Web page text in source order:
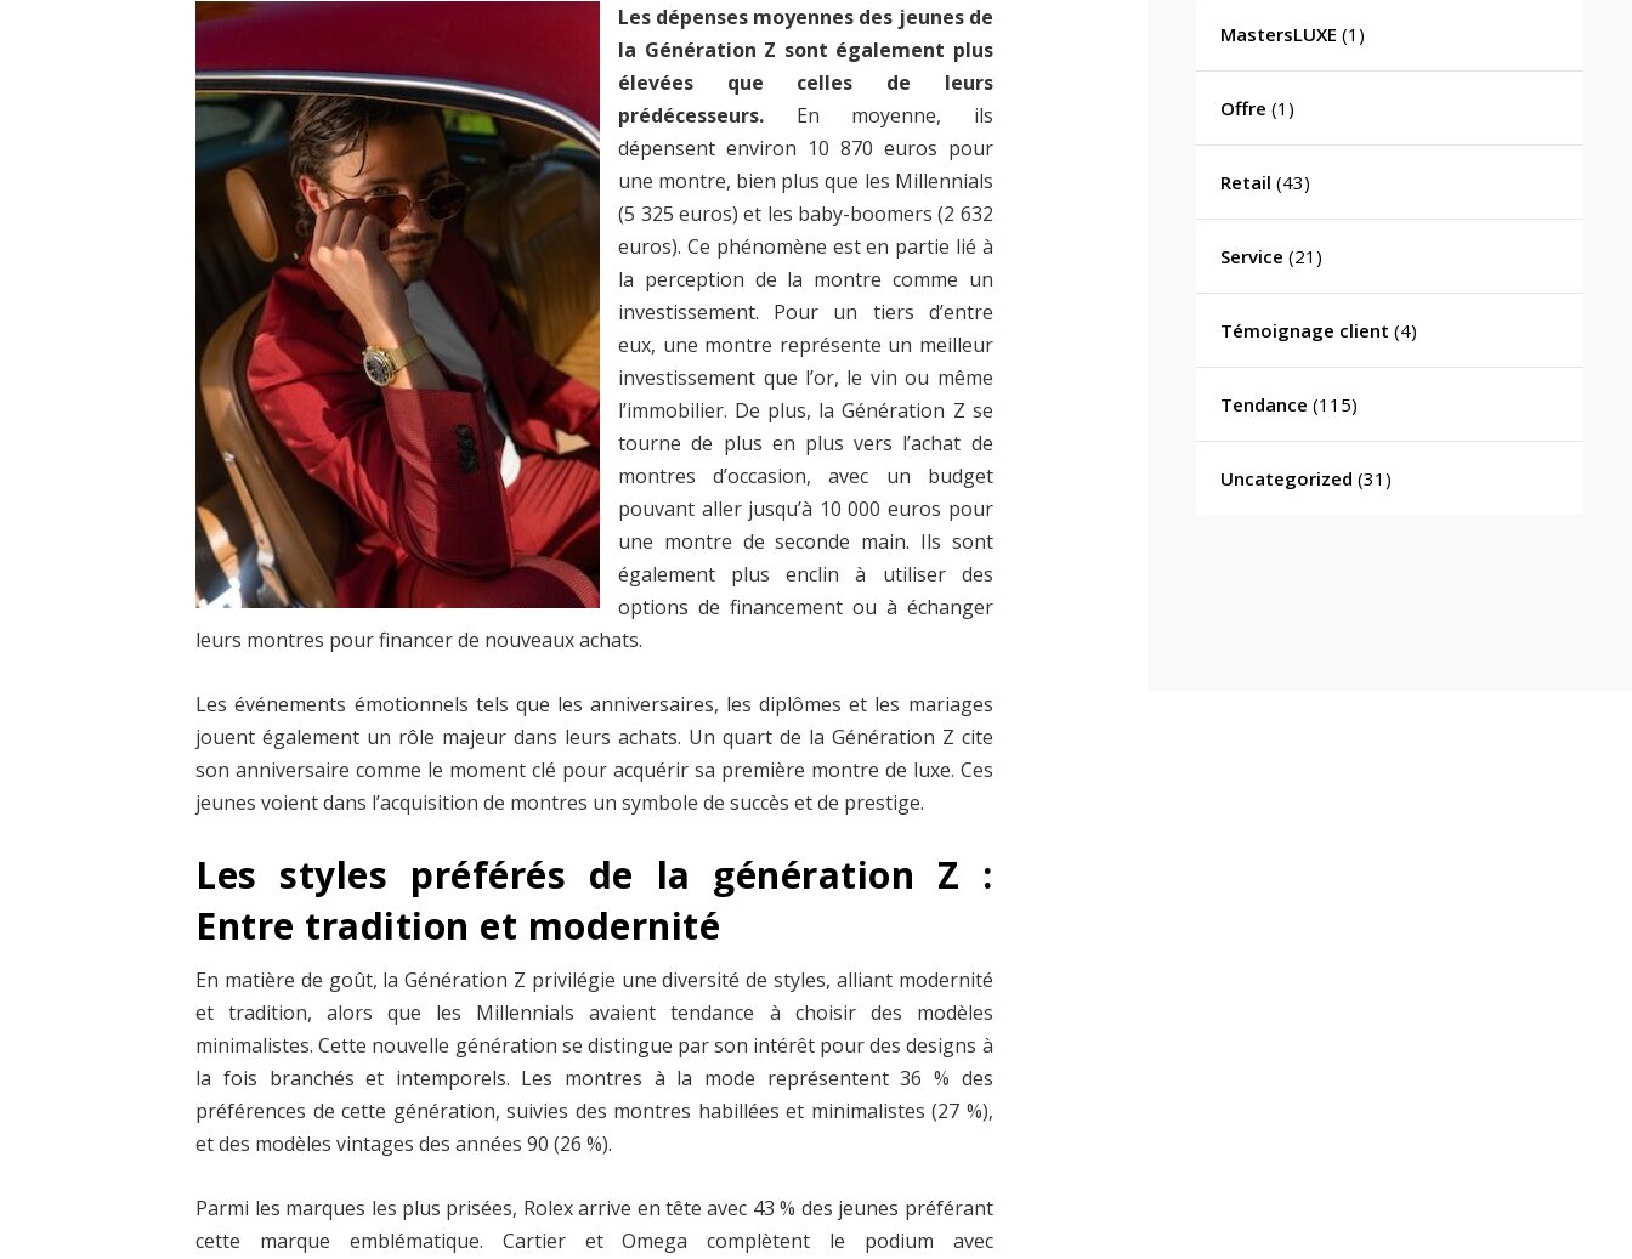
Les dépenses moyennes des jeunes de
la Génération Z sont également plus
élevées que celles de leurs
prédécesseurs. En moyenne, ils
dépensent environ 10 870 euros pour
une montre, bien plus que les Millennials
(5 325 euros) et les baby-boomers (2 632
euros). Ce phénomène est en partie lié à
la perception de la montre comme un
investissement. Pour un tiers d’entre
eux, une montre représente un meilleur
investissement que l’or, le vin ou même
l’immobilier. De plus, la Génération Z se
tourne de plus en plus vers l’achat de
montres d’occasion, avec un budget
pouvant aller jusqu’à 10 000 euros pour
une montre de seconde main. Ils sont
également plus enclin à utiliser des
options de financement ou à échanger
leurs montres pour financer de nouveaux achats.
Les événements émotionnels tels que les anniversaires, les diplômes et les mariages
jouent également un rôle majeur dans leurs achats. Un quart de la Génération Z cite
son anniversaire comme le moment clé pour acquérir sa première montre de luxe. Ces
jeunes voient dans l’acquisition de montres un symbole de succès et de prestige.
Les styles préférés de la génération Z :
Entre tradition et modernité
En matière de goût, la Génération Z privilégie une diversité de styles, alliant modernité
et tradition, alors que les Millennials avaient tendance à choisir des modèles
minimalistes. Cette nouvelle génération se distingue par son intérêt pour des designs à
la fois branchés et intemporels. Les montres à la mode représentent 36 % des
préférences de cette génération, suivies des montres habillées et minimalistes (27 %),
et des modèles vintages des années 90 (26 %).
Parmi les marques les plus prisées, Rolex arrive en tête avec 43 % des jeunes préférant
cette marque emblématique. Cartier et Omega complètent le podium avec
MastersLUXE (1)
Offre (1)
Retail (43)
Service (21)
Témoignage client (4)
Tendance (115)
Uncategorized (31)